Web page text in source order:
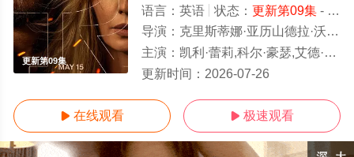
更新第09集
语言： 英语 状态： 更新第09集- 免费在线观看
导演： 克里斯蒂娜·亚历山德拉·沃罗斯,格雷格·艾坦尼斯,杰西卡·洛瑞,菲尔·亚伯拉罕
主演： 凯利·蕾莉,科尔·豪瑟,艾德·哈里斯,安妮特·贝宁,芬恩·利特,胡安·巴勃罗·拉瓦,杰·科特尼,J.R.维拉
更新时间： 2026-07-26
 在线观看  极速观看